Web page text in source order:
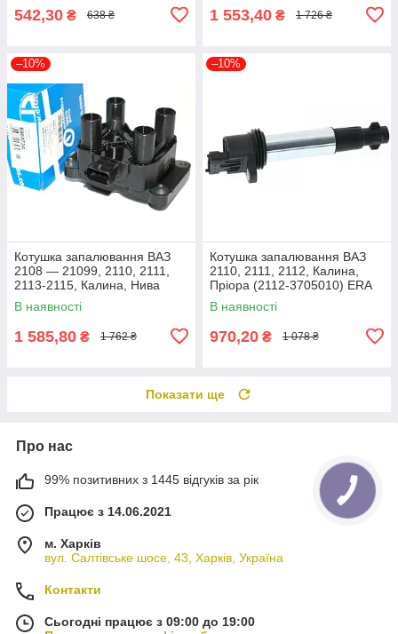
542,30 ₴ 638 ₴ 1 553,40 ₴ 1 726 ₴
–10%
Котушка запалювання ВАЗ
2108 — 21099, 2110, 2111,
2113-2115, Калина, Нива
21214 (2111-3705010) ERA
880373A
В наявності
1 585,80 ₴ 1 762 ₴
–10%
Котушка запалювання ВАЗ
2110, 2111, 2112, Калина,
Пріора (2112-3705010) ERA
880419A
В наявності
970,20 ₴ 1 078 ₴
Показати ще
Про нас
99% позитивних з 1445 відгуків за рік
Працює з 14.06.2021
м. Харків
вул. Салтівське шосе, 43, Харків, Україна
Контакти
Сьогодні працює з 09:00 до 19:00